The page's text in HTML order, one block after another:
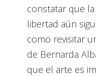
constatar que
libertad aún
como revisitar
de Bernarda
que el arte es